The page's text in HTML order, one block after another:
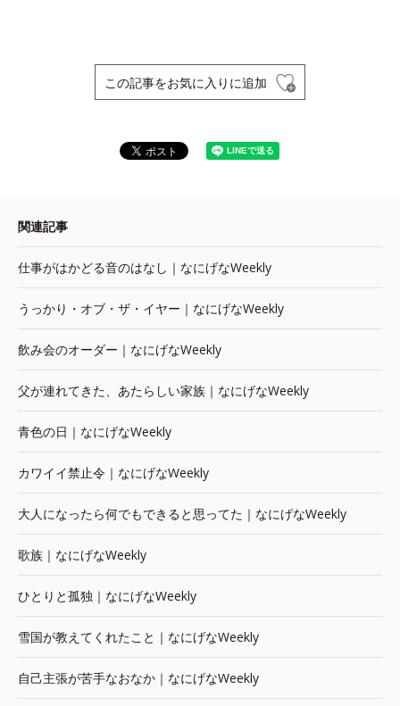
この記事をお気に入りに追加
関連記事
仕事がはかどる音のはなし｜なにげなWeekly
うっかり・オブ・ザ・イヤー｜なにげなWeekly
飲み会のオーダー｜なにげなWeekly
父が連れてきた、あたらしい家族｜なにげなWeekly
青色の日｜なにげなWeekly
カワイイ禁止令｜なにげなWeekly
大人になったら何でもできると思ってた｜なにげなWeekly
歌族｜なにげなWeekly
ひとりと孤独｜なにげなWeekly
雪国が教えてくれたこと｜なにげなWeekly
自己主張が苦手なおなか｜なにげなWeekly